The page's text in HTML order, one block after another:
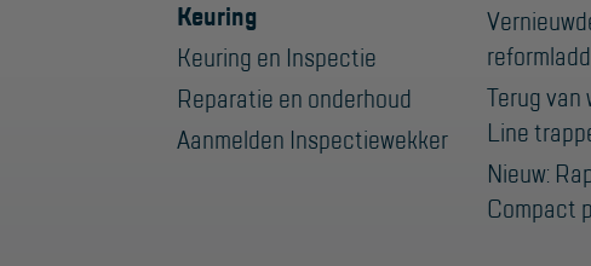
Keuring
Keuring en Inspectie
Reparatie en onderhoud
Aanmelden Inspectiewekker
Terug van
Line
Nieuw:
Compact